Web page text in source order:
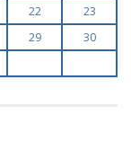
22
23
29
30